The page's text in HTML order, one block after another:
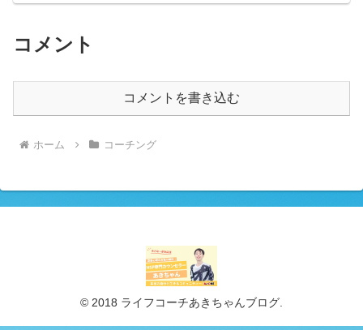
コメント
コメントを書き込む
ホーム コーチング
© 2018 ライフコーチあきちゃんブログ.